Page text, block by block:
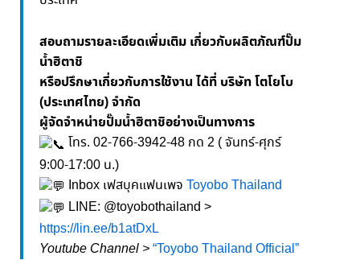
สอบถามรายละเอียดเพิ่มเติม เกี่ยวกับผลิตภัณฑ์ปั๊ม
น้ำฮิตาชิ
หรือปรึกษาเกี่ยวกับการใช้งาน ได้ที่ บริษัท โตโยโบ
(ประเทศไทย) จำกัด
ผู้จัดจำหน่ายปั๊มน้ำฮิตาชิอย่างเป็นทางการ
โทร. 02-766-3942-48 กด 2 ( จันทร์-ศุกร์
9:00-17:00 น.)
Inbox เฟสบุคแฟนเพจ Toyobo Thailand
LINE: @toyobothailand >
https://lin.ee/b1atDxL
Youtube Channel >“Toyobo Thailand Official”